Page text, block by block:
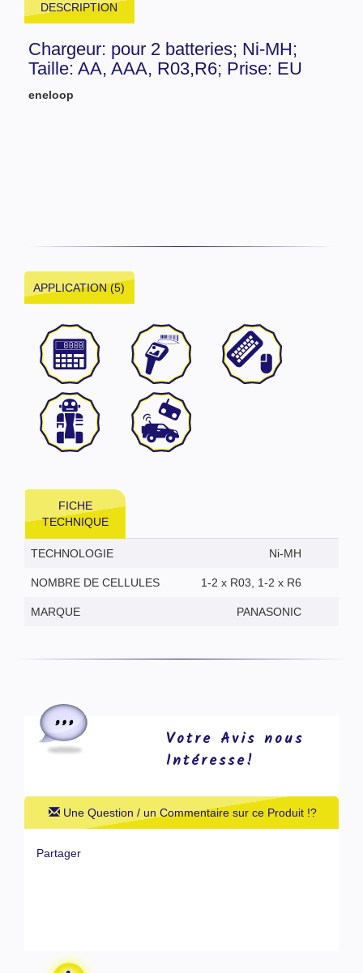
DESCRIPTION
Chargeur: pour 2 batteries; Ni-MH;
Taille: AA, AAA, R03,R6; Prise: EU
eneloop
APPLICATION (5)
FICHE
TECHNIQUE
TECHNOLOGIE Ni-MH
NOMBRE DE CELLULES 1-2 x R03, 1-2 x R6
MARQUE PANASONIC
Votre Avis nous
Intéresse!
Une Question / un Commentaire sur ce Produit !?
Partager